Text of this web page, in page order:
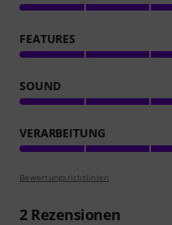
FEATURES
SOUND
VERARBEITUNG
Bewertungsrichtlinien
2Rezensionen